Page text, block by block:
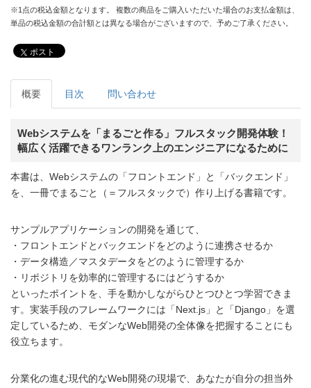
※1点の税込金額となります。 複数の商品をご購入いただいた場合のお支払金額は、
単品の税込金額の合計額とは異なる場合がございますので、予めご了承ください。
ポスト
概要 目次 問い合わせ
Webシステムを「まるごと作る」フルスタック開発体験！
幅広く活躍できるワンランク上のエンジニアになるために
本書は、Webシステムの「フロントエンド」と「バックエンド」
を、一冊でまるごと（＝フルスタックで）作り上げる書籍です。
サンプルアプリケーションの開発を通じて、
・フロントエンドとバックエンドをどのように連携させるか
・データ構造／マスタデータをどのように管理するか
・リポジトリを効率的に管理するにはどうするか
といったポイントを、手を動かしながらひとつひとつ学習できま
す。実装手段のフレームワークには「Next.js」と「Django」を選
定しているため、モダンなWeb開発の全体像を把握することにも
役立ちます。
分業化の進む現代的なWeb開発の現場で、あなたが自分の担当外